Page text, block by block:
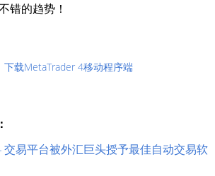
错的趋势！
下载MetaTrader 4移动程序端
交易平台被外汇巨头授予最佳自动交易软